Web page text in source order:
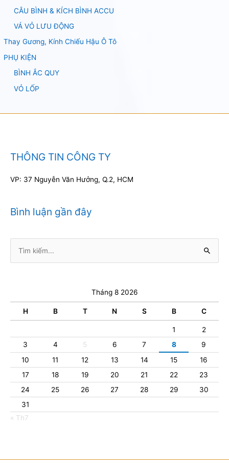
CÂU BÌNH & KÍCH BÌNH ACCU
VÁ VỎ LƯU ĐỘNG
Thay Gương, Kính Chiếu Hậu Ô Tô
PHỤ KIỆN
BÌNH ẮC QUY
VỎ LỐP
THÔNG TIN CÔNG TY
VP: 37 Nguyễn Văn Hưởng, Q.2, HCM
Bình luận gần đây
kiếm:
Tháng 8 2026
H B T N S B C
1
2
3
4 5 6 7 8
9
10
11 12 13 14 15
16
17
18 19 20 21 22
23
24
25 26 27 28 29
30
31
« Th7